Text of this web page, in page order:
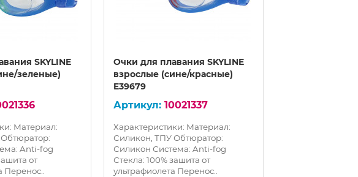
SKYLINE
зеленые)
Материал:
Anti-fog
от
Перенос..
Очки для плавания SKYLINE
взрослые (сине/красные)
E39679
10021337
Характеристики: Материал:
Силикон, ТПУ Обтюратор:
Силикон Система: Anti-fog
Стекла: 100% зашита от
ультрафиолета Перенос..